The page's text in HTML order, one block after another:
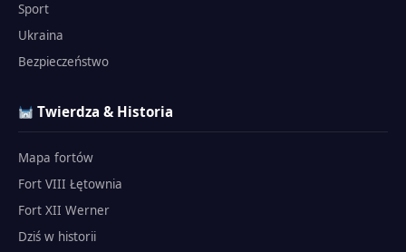
Sport
Ukraina
Bezpieczeństwo
Twierdza & Historia
Mapa fortów
Fort VIII Łętownia
Fort XII Werner
Dziś w historii